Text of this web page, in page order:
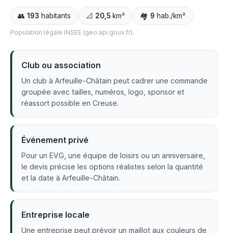
👥 193 habitants 📐 20,5 km² 🏘️ 9 hab./km²
Population légale INSEE (geo.api.gouv.fr).
Club ou association
Un club à Arfeuille-Châtain peut cadrer une commande
groupée avec tailles, numéros, logo, sponsor et
réassort possible en Creuse.
Événement privé
Pour un EVG, une équipe de loisirs ou un anniversaire,
le devis précise les options réalistes selon la quantité
et la date à Arfeuille-Châtain.
Entreprise locale
Une entreprise peut prévoir un maillot aux couleurs de